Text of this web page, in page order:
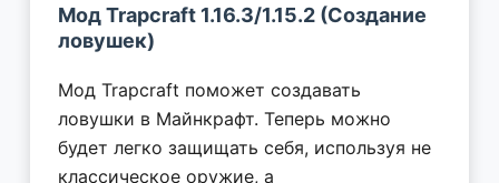
Мод Trapcraft 1.16.3/1.15.2 (Создание
ловушек)
Мод Trapcraft поможет создавать
ловушки в Майнкрафт. Теперь можно
будет легко защищать себя, используя не
классическое оружие, а